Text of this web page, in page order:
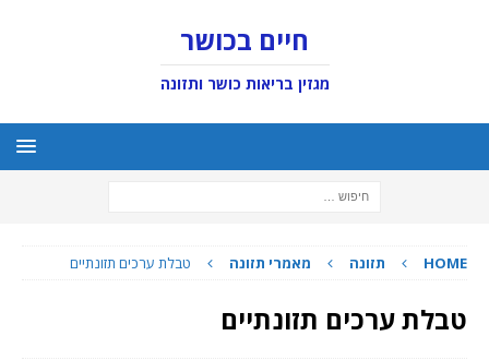
חיים בכושר
מגזין בריאות כושר ותזונה
HOME תזונה מאמרי תזונה טבלת ערכים תזונתיים
טבלת ערכים תזונתיים